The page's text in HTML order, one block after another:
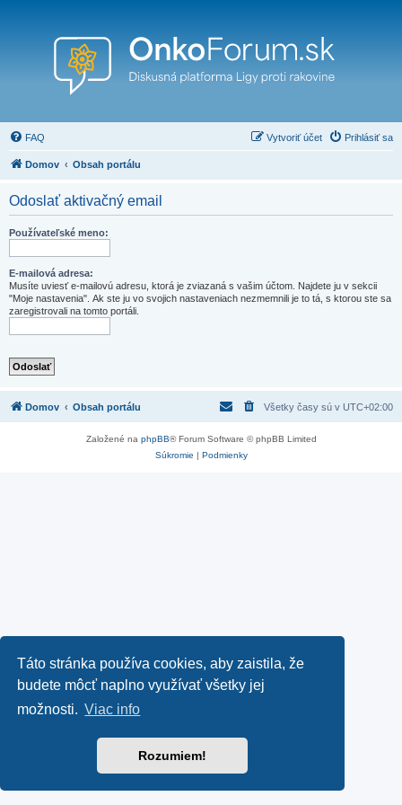
Táto stránka používa cookies, aby zaistila, že
budete môcť naplno využívať všetky jej
možnosti. Viac info
Rozumiem!
FAQ Prihlásiť sa
Vytvoriť účet
Domov Obsah portálu
Odoslať aktivačný email
Používateľské meno:
E-mailová adresa:
Musíte uviesť e-mailovú adresu, ktorá je zviazaná s vašim účtom. Najdete ju v sekcii
"Moje nastavenia". Ak ste ju vo svojich nastaveniach nezmemnili je to tá, s ktorou ste sa
zaregistrovali na tomto portáli.
Domov Obsah portálu Všetky časy sú v UTC+02:00
Založené na phpBB® Forum Software © phpBB Limited
Súkromie | Podmienky